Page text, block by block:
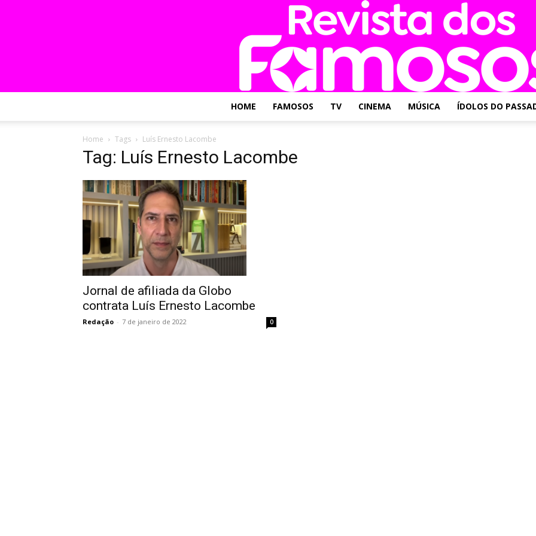
HOME FAMOSOS TV CINEMA MÚSICA ÍDOLOS DO
Home Tags Luís Ernesto Lacombe
Tag: Luís Ernesto Lacombe
Jornal de afiliada da Globo
contrata Luís Ernesto Lacombe
Redação - 7 de janeiro de 2022 0